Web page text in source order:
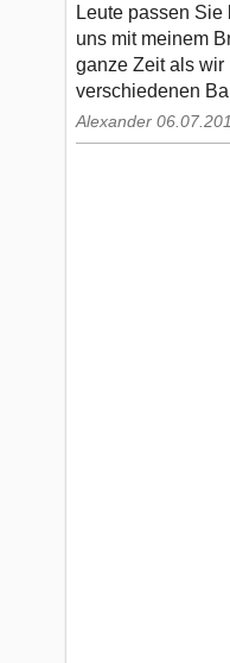
Leute passen Sie
uns mit meinem
ganze Zeit als wir
verschiedenen
Alexander